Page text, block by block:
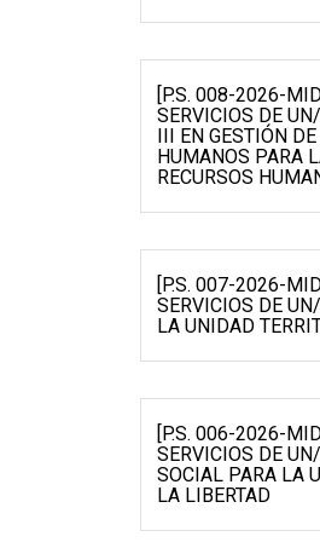
[P.S. 008-2026-
SERVICIOS DE
III EN GESTIÓN DE
HUMANOS PARA
RECURSOS
[P.S. 007-2026-
SERVICIOS DE
LA UNIDAD
[P.S. 006-2026-
SERVICIOS DE
SOCIAL PARA LA
LA LIBERTAD